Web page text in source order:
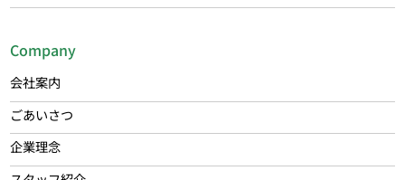
Company
会社案内
ごあいさつ
企業理念